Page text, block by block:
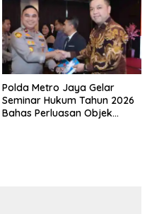
Polda Metro Jaya Gelar
Seminar Hukum Tahun 2026
Bahas Perluasan Objek